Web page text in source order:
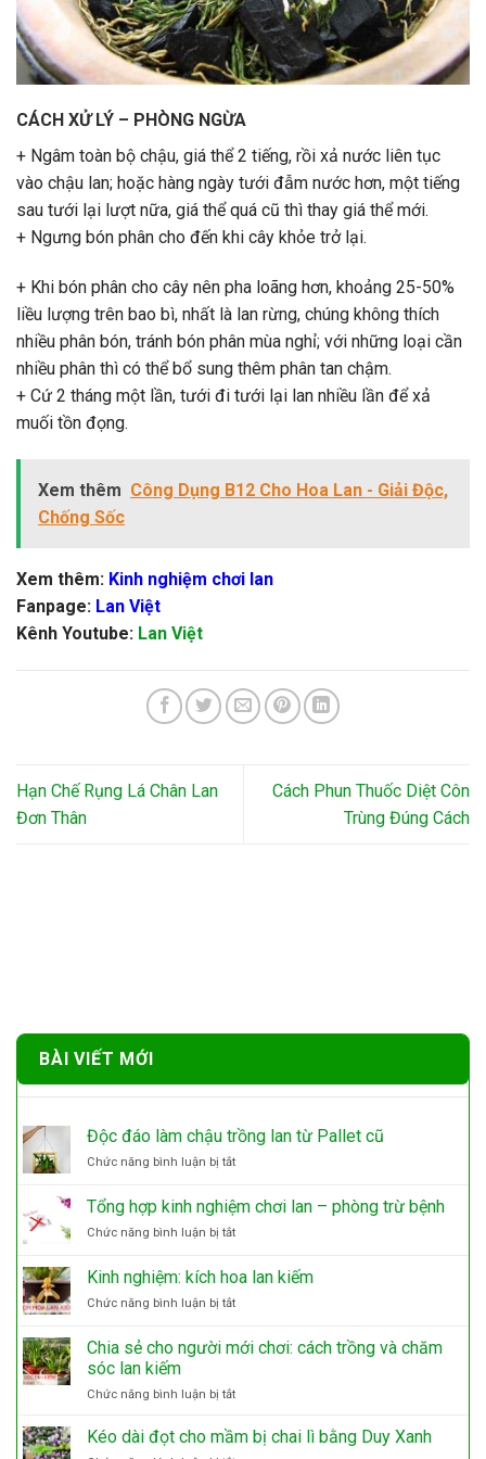
CÁCH XỬ LÝ – PHÒNG NGỪA
+ Ngâm toàn bộ chậu, giá thể 2 tiếng, rồi xả nước liên tục
vào chậu lan; hoặc hàng ngày tưới đẫm nước hơn, một tiếng
sau tưới lại lượt nữa, giá thể quá cũ thì thay giá thể mới.
+ Ngưng bón phân cho đến khi cây khỏe trở lại.
+ Khi bón phân cho cây nên pha loãng hơn, khoảng 25-50%
liều lượng trên bao bì, nhất là lan rừng, chúng không thích
nhiều phân bón, tránh bón phân mùa nghỉ; với những loại cần
nhiều phân thì có thể bổ sung thêm phân tan chậm.
+ Cứ 2 tháng một lần, tưới đi tưới lại lan nhiều lần để xả
muối tồn đọng.
Xem thêm Công Dụng B12 Cho Hoa Lan - Giải Độc,
Chống Sốc
Xem thêm: Kinh nghiệm chơi lan
Fanpage: Lan Việt
Kênh Youtube: Lan Việt
Hạn Chế Rụng Lá Chân Lan
Đơn Thân
Cách Phun Thuốc Diệt Côn
Trùng Đúng Cách
BÀI VIẾT MỚI
Độc đáo làm chậu trồng lan từ Pallet cũ
Chức năng bình luận bị tắtở
đáo
làm
chậu
lan
Pallet
Tổng hợp kinh nghiệm chơi lan – phòng trừ bệnh
Chức năng bình luận bị tắtở
hợp
kinh
nghiệm
lan
trừ
Kinh nghiệm: kích hoa lan kiếm
Chức năng bình luận bị tắtở
nghiệm:
kích
lan
Chia sẻ cho người mới chơi: cách trồng và chăm
sóc lan kiếm
Chức năng bình luận bị tắtở
sẻ
Kéo dài đọt cho mầm bị chai lì bằng Duy Xanh